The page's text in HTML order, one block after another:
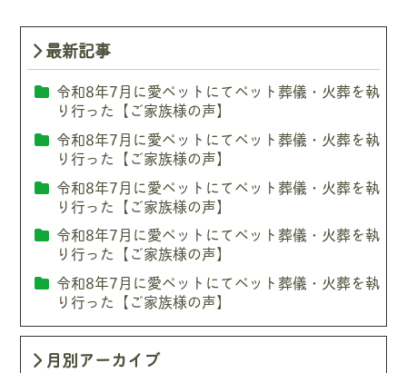
最新記事
令和8年7月に愛ペットにてペット葬儀・火葬を執
り行った【ご家族様の声】
令和8年7月に愛ペットにてペット葬儀・火葬を執
り行った【ご家族様の声】
令和8年7月に愛ペットにてペット葬儀・火葬を執
り行った【ご家族様の声】
令和8年7月に愛ペットにてペット葬儀・火葬を執
り行った【ご家族様の声】
令和8年7月に愛ペットにてペット葬儀・火葬を執
り行った【ご家族様の声】
月別アーカイブ